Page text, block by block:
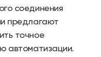
соединения
предлагают
точное
автоматизации.